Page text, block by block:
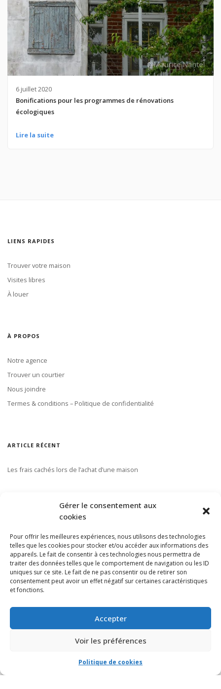
Gérer le consentement aux
cookies
Pour offrir les meilleures expériences, nous utilisons des technologies
telles que les cookies pour stocker et/ou accéder aux informations des
appareils. Le fait de consentir à ces technologies nous permettra de
traiter des données telles que le comportement de navigation ou les ID
uniques sur ce site. Le fait de ne pas consentir ou de retirer son
consentement peut avoir un effet négatif sur certaines caractéristiques
et fonctions.
Accepter
Voir les préférences
Politique de cookies
6 juillet 2020
Bonifications pour les programmes de rénovations
écologiques
Lire la suite
LIENS RAPIDES
Trouver votre maison
Visites libres
À louer
À PROPOS
Notre agence
Trouver un courtier
Nous joindre
Termes & conditions – Politique de confidentialité
ARTICLE RÉCENT
Les frais cachés lors de l’achat d’une maison